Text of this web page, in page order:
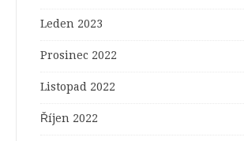
Leden 2023
Prosinec 2022
Listopad 2022
Říjen 2022